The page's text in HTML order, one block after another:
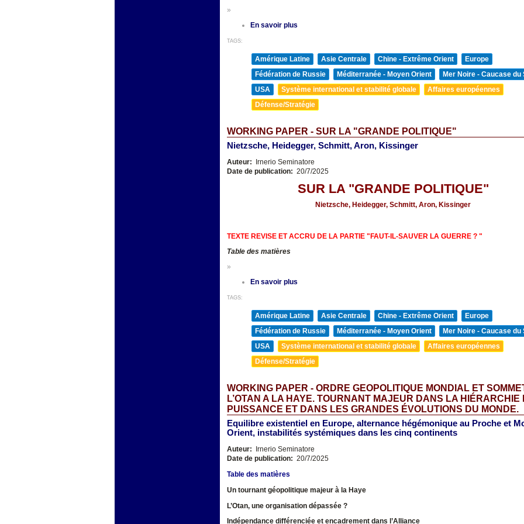
»
En savoir plus
TAGS:
Amérique Latine Asie Centrale Chine - Extrême Orient
Europe
Fédération de Russie
Méditerranée - Moyen Orient
Mer Noire - Caucase du
USA
Système international et stabilité globale
Affaires européennes
Défense/Stratégie
WORKING PAPER - SUR LA "GRANDE POLITIQUE"
Nietzsche, Heidegger, Schmitt, Aron, Kissinger
Auteur: Irnerio Seminatore
Date de publication: 20/7/2025
SUR LA "GRANDE POLITIQUE"
Nietzsche, Heidegger, Schmitt, Aron, Kissinger
TEXTE REVISE ET ACCRU DE LA PARTIE "FAUT-IL-SAUVER LA GUERRE ? "
Table des matières
»
En savoir plus
TAGS:
Amérique Latine Asie Centrale Chine - Extrême Orient
Europe
Fédération de Russie
Méditerranée - Moyen Orient
Mer Noire - Caucase du
USA
Système international et stabilité globale
Affaires européennes
Défense/Stratégie
WORKING PAPER - ORDRE GEOPOLITIQUE MONDIAL ET
L’OTAN A LA HAYE. TOURNANT MAJEUR DANS LA HIÉRARCHIE
PUISSANCE ET DANS LES GRANDES ÉVOLUTIONS DU MONDE.
Equilibre existentiel en Europe, alternance hégémonique au Proche et
Orient, instabilités systémiques dans les cinq continents
Auteur:
Irnerio Seminatore
Date de publication: 20/7/2025
Table des matières
Un tournant géopolitique majeur à la Haye
L’Otan, une organisation dépassée ?
Indépendance différenciée et encadrement dans l’Alliance